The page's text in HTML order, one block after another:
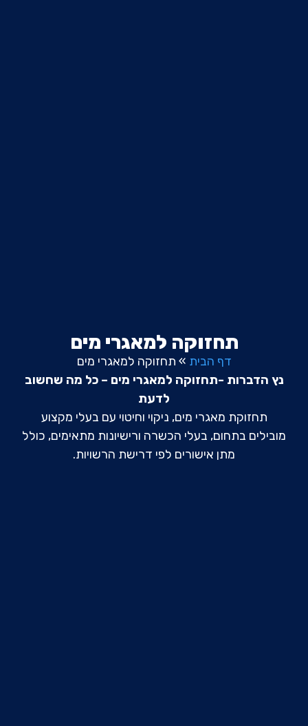
תחזוקה למאגרי מים
דף הבית » תחזוקה למאגרי מים
נץ הדברות -תחזוקה למאגרי מים – כל מה שחשוב
לדעת
תחזוקת מאגרי מים, ניקוי וחיטוי עם בעלי מקצוע
מובילים בתחום, בעלי הכשרה ורישיונות מתאימים, כולל
מתן אישורים לפי דרישת הרשויות.